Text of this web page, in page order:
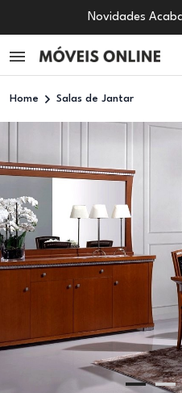
Novidades
Home Salas de Jantar